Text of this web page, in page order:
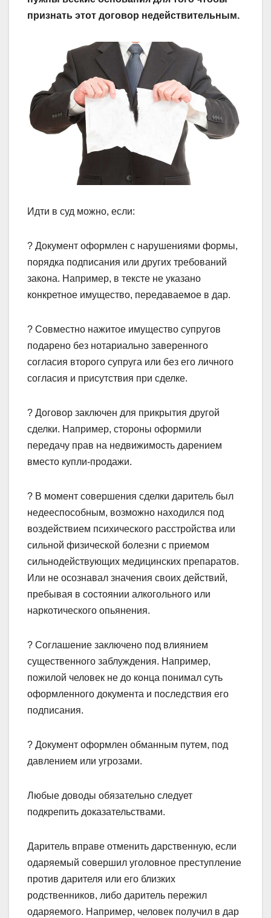
признать этот договор недействительным.
Идти в суд можно, если:
? Документ оформлен с нарушениями формы,
порядка подписания или других требований
закона. Например, в тексте не указано
конкретное имущество, передаваемое в дар.
? Совместно нажитое имущество супругов
подарено без нотариально заверенного
согласия второго супруга или без его личного
согласия и присутствия при сделке.
? Договор заключен для прикрытия другой
сделки. Например, стороны оформили
передачу прав на недвижимость дарением
вместо купли-продажи.
? В момент совершения сделки даритель был
недееспособным, возможно находился под
воздействием психического расстройства или
сильной физической болезни с приемом
сильнодействующих медицинских препаратов.
Или не осознавал значения своих действий,
пребывая в состоянии алкогольного или
наркотического опьянения.
? Соглашение заключено под влиянием
существенного заблуждения. Например,
пожилой человек не до конца понимал суть
оформленного документа и последствия его
подписания.
? Документ оформлен обманным путем, под
давлением или угрозами.
Любые доводы обязательно следует
подкрепить доказательствами.
Даритель вправе отменить дарственную, если
одаряемый совершил уголовное преступление
против дарителя или его близких
родственников, либо даритель пережил
одаряемого. Например, человек получил в дар